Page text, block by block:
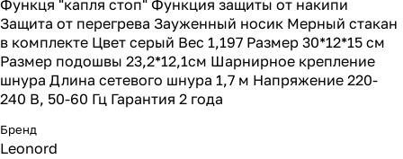
Функця "капля стоп" Функция защиты от накипи
Защита от перегрева Зауженный носик Мерный стакан
в комплекте Цвет серый Вес 1,197 Размер 30*12*15 см
Размер подошвы 23,2*12,1см Шарнирное крепление
шнура Длина сетевого шнура 1,7 м Напряжение 220-
240 В, 50-60 Гц Гарантия 2 года
Бренд
Leonord